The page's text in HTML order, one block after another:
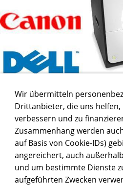
Wir übermitteln
Drittanbieter, die uns
verbessern und zu
Zusammenhang werden
auf Basis von Cookie-IDs)
angereichert, auch
und um bestimmte Dienste
aufgeführten Zwecken